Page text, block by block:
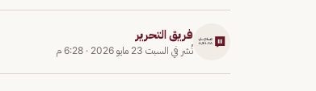
فريق التحرير
نُشر في السبت 23 مايو 2026 · 6:28 م